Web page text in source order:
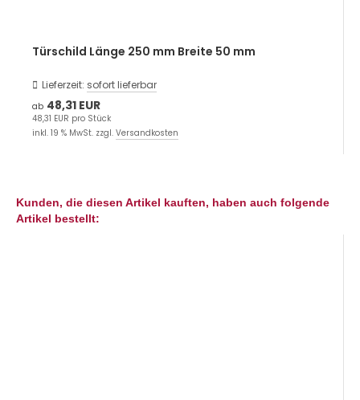
Türschild Länge 250 mm Breite 50 mm
Lieferzeit: sofort lieferbar
ab 48,31 EUR
48,31 EUR pro Stück
inkl. 19 % MwSt. zzgl. Versandkosten
Kunden, die diesen Artikel kauften, haben auch folgende
Artikel bestellt: